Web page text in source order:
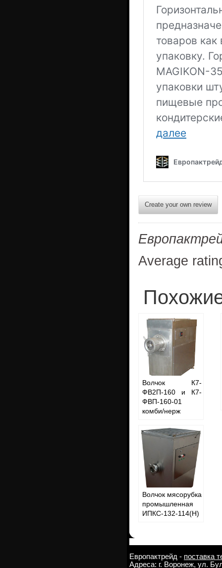
Create your own review
Average
Волчок К7-
ФВ2П-160 и К7-
ФВП-160-01
комби/нерж
Волчок мясорубка
промышленная
ИПКС-132-114(Н)
Европактрейд - поставка
Адреса: г. Воронеж, ул.